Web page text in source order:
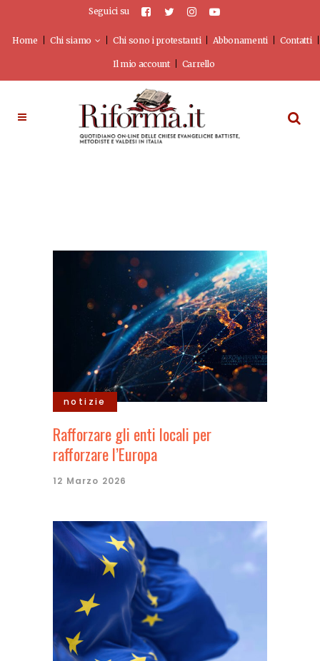
Seguici su
Home Chi siamo Chi sono i protestanti Abbonamenti Contatti
Il mio account Carrello
notizie
Rafforzare gli enti locali per
rafforzare l’Europa
12 Marzo 2026